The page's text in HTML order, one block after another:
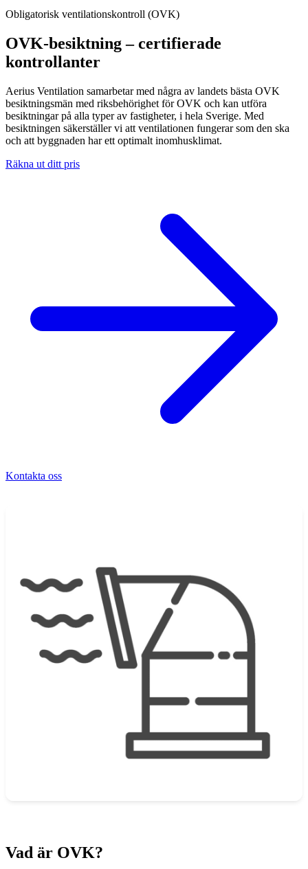
Obligatorisk ventilationskontroll (OVK)
OVK-besiktning – certifierade
kontrollanter
Aerius Ventilation samarbetar med några av landets bästa OVK
besiktningsmän med riksbehörighet för OVK och kan utföra
besiktningar på alla typer av fastigheter, i hela Sverige. Med
besiktningen säkerställer vi att ventilationen fungerar som den ska
och att byggnaden har ett optimalt inomhusklimat.
Räkna ut ditt pris
Kontakta oss
Vad är OVK?